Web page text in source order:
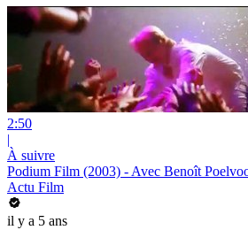
2:50
|
À suivre
Podium Film (2003) - Avec Benoît
Actu Film
il y a 5 ans